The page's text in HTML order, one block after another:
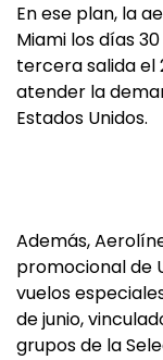
En ese plan, la
Miami los días
tercera salida el
atender la
Estados Unidos.
Además,
promocional de
vuelos
de junio,
grupos de la